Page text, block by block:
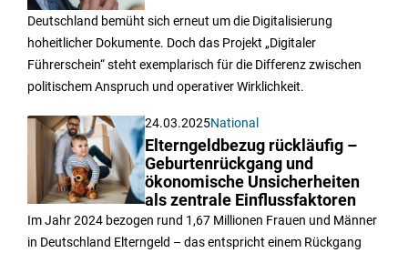
Deutschland bemüht sich erneut um die Digitalisierung
hoheitlicher Dokumente. Doch das Projekt „Digitaler
Führerschein“ steht exemplarisch für die Differenz zwischen
politischem Anspruch und operativer Wirklichkeit.
24.03.2025National
Elterngeldbezug rückläufig –
Geburtenrückgang und
ökonomische Unsicherheiten
als zentrale Einflussfaktoren
Im Jahr 2024 bezogen rund 1,67 Millionen Frauen und Männer
in Deutschland Elterngeld – das entspricht einem Rückgang